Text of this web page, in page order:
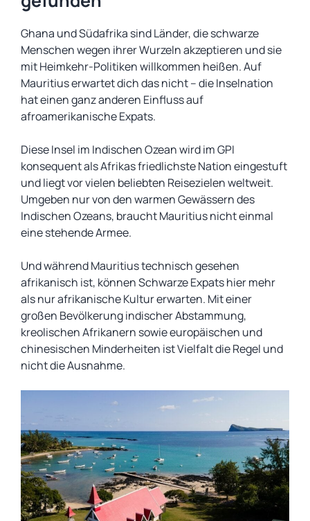
Ghana und Südafrika sind Länder, die schwarze
Menschen wegen ihrer Wurzeln akzeptieren und sie
mit Heimkehr-Politiken willkommen heißen. Auf
Mauritius erwartet dich das nicht – die Inselnation
hat einen ganz anderen Einfluss auf
afroamerikanische Expats.
Diese Insel im Indischen Ozean wird im GPI
konsequent als Afrikas friedlichste Nation eingestuft
und liegt vor vielen beliebten Reisezielen weltweit.
Umgeben nur von den warmen Gewässern des
Indischen Ozeans, braucht Mauritius nicht einmal
eine stehende Armee.
Und während Mauritius technisch gesehen
afrikanisch ist, können Schwarze Expats hier mehr
als nur afrikanische Kultur erwarten. Mit einer
großen Bevölkerung indischer Abstammung,
kreolischen Afrikanern sowie europäischen und
chinesischen Minderheiten ist Vielfalt die Regel und
nicht die Ausnahme.